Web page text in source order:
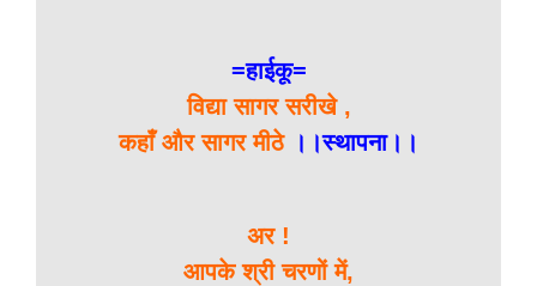
=हाईकू=
विद्या सागर सरीखे ,
कहाँ और सागर मीठे।।स्थापना।।
अर !
आपके श्री चरणों में,